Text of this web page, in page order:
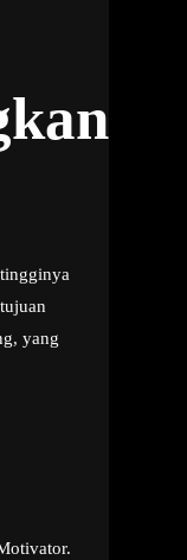
yang